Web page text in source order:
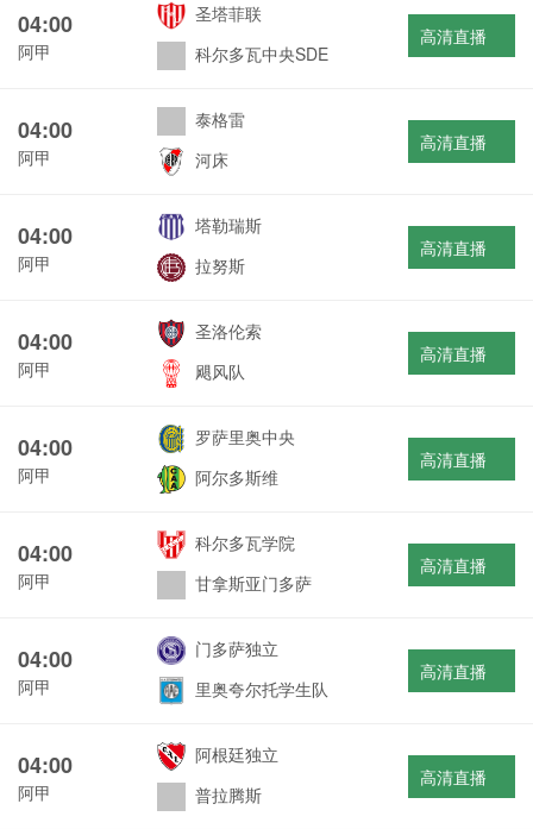
04:00
阿甲
圣塔菲联
科尔多瓦中央SDE
高清直播
04:00
阿甲
泰格雷
河床
高清直播
04:00
阿甲
塔勒瑞斯
拉努斯
高清直播
04:00
阿甲
圣洛伦索
飓风队
高清直播
04:00
阿甲
罗萨里奥中央
阿尔多斯维
高清直播
04:00
阿甲
科尔多瓦学院
甘拿斯亚门多萨
高清直播
04:00
阿甲
门多萨独立
里奥夸尔托学生队
高清直播
04:00
阿甲
阿根廷独立
普拉腾斯
高清直播